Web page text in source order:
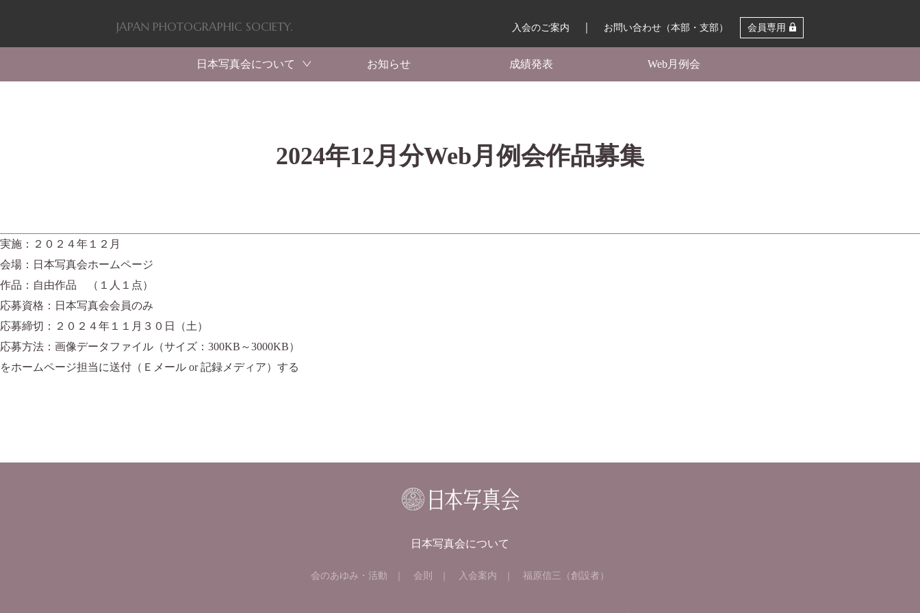
JAPAN PHOTOGRAPHIC SOCIETY. 入会のご案内 お問い合わせ（本部・支部） 会員専用
日本写真会について お知らせ 成績発表 Web月例会
2024年12月分Web月例会作品募集
実施：２０２４年１２月
会場：日本写真会ホームページ
作品：自由作品 （１人１点）
応募資格：日本写真会会員のみ
応募締切：２０２４年１１月３０日（土）
応募方法：画像データファイル（サイズ：300KB～3000KB）
をホームページ担当に送付（Ｅメール or 記録メディア）する
日本写真会について
会のあゆみ・活動 会則 入会案内 福原信三（創設者）